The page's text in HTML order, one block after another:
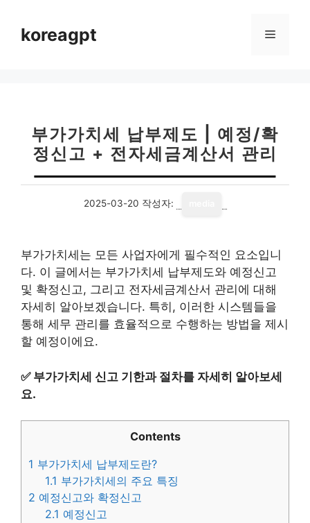
koreagpt 메
부가가치세 납부제도 | 예정/확
정신고 + 전자세금계산서 관리
2025-03-20 작성자:
부가가치세는 모든 사업자에게 필수적인 요소입니
다. 이 글에서는 부가가치세 납부제도와 예정신고
및 확정신고, 그리고 전자세금계산서 관리에 대해
자세히 알아보겠습니다. 특히, 이러한 시스템들을
통해 세무 관리를 효율적으로 수행하는 방법을 제시
할 예정이에요.
✅ 부가가치세 신고 기한과 절차를 자세히 알아보세
요.
Contents
1 부가가치세 납부제도란?
1.1 부가가치세의 주요 특징
2 예정신고와 확정신고
2.1 예정신고